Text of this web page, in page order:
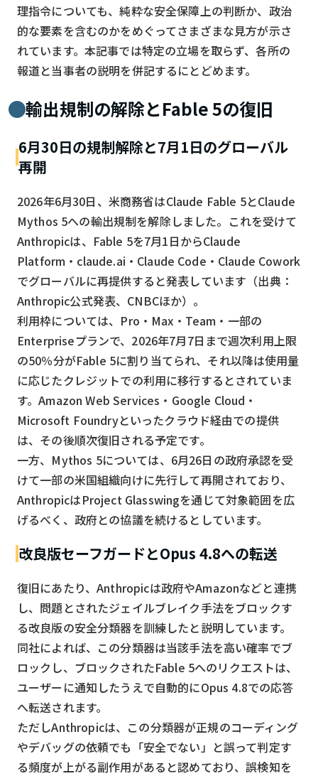
理指令についても、純粋な安全保障上の判断か、政治
的な要素を含むのかをめぐってさまざまな見方が示さ
れています。本記事では特定の立場を取らず、各所の
報道と当事者の説明を併記するにとどめます。
輸出規制の解除とFable 5の復旧
6月30日の規制解除と7月1日のグローバル
再開
2026年6月30日、米商務省はClaude Fable 5とClaude
Mythos 5への輸出規制を解除しました。これを受けて
Anthropicは、Fable 5を7月1日からClaude
Platform・claude.ai・Claude Code・Claude Cowork
でグローバルに再提供すると発表しています（出典：
Anthropic公式発表、CNBCほか）。
利用枠については、Pro・Max・Team・一部の
Enterpriseプランで、2026年7月7日まで週次利用上限
の50％分がFable 5に割り当てられ、それ以降は使用量
に応じたクレジットでの利用に移行するとされていま
す。Amazon Web Services・Google Cloud・
Microsoft Foundryといったクラウド経由での提供
は、その後順次復旧される予定です。
一方、Mythos 5については、6月26日の政府承認を受
けて一部の米国組織向けに先行して再開されており、
AnthropicはProject Glasswingを通じて対象範囲を広
げるべく、政府との協議を続けるとしています。
改良版セーフガードとOpus 4.8への転送
復旧にあたり、Anthropicは政府やAmazonなどと連携
し、問題とされたジェイルブレイク手法をブロックす
る改良版の安全分類器を訓練したと説明しています。
同社によれば、この分類器は当該手法を高い確率でブ
ロックし、ブロックされたFable 5へのリクエストは、
ユーザーに通知したうえで自動的にOpus 4.8での応答
へ転送されます。
ただしAnthropicは、この分類器が正規のコーディング
やデバッグの依頼でも「安全でない」と誤って判定す
る頻度が上がる副作用があると認めており、誤検知を